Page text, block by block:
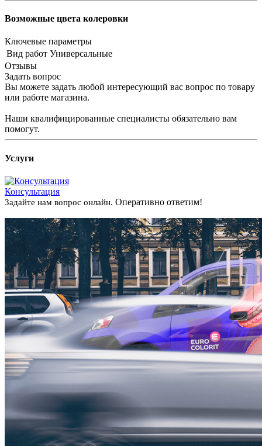
Возможные цвета колеровки
Ключевые параметры
Вид работ Универсальные
Отзывы
Задать вопрос
Вы можете задать любой интересующий вас вопрос по товару
или работе магазина.
Наши квалифицированные специалисты обязательно вам
помогут.
Услуги
Консультация
Задайте нам вопрос онлайн. Оперативно ответим!